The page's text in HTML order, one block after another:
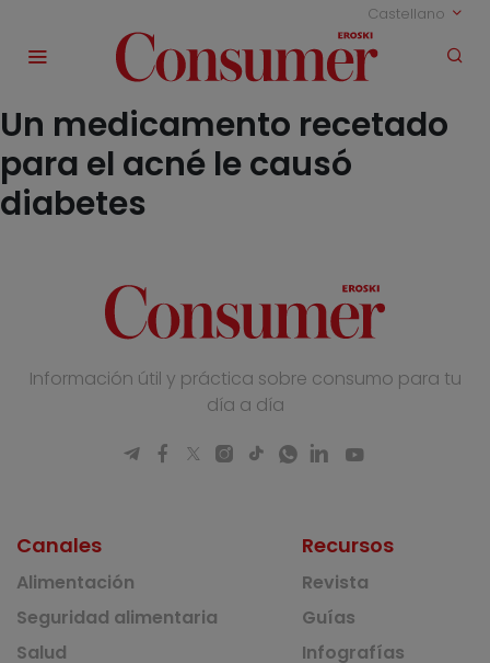
Castellano
Un medicamento recetado
para el acné le causó
diabetes
Información útil y práctica sobre consumo para tu
día a día
Canales
Alimentación
Seguridad alimentaria
Salud
Recursos
Revista
Guías
Infografías